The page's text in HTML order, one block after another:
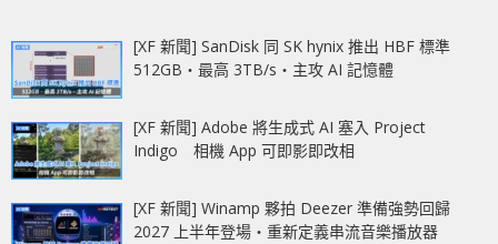
[XF 新聞] SanDisk 同 SK hynix 推出 HBF 標準
512GB‧最高 3TB/s‧主攻 AI 記憶體
[XF 新聞] Adobe 將生成式 AI 塞入 Project
Indigo 相機 App 可即影即改相
[XF 新聞] Winamp 夥拍 Deezer 準備強勢回歸
2027 上半年登場‧重新定義串流音樂播放器